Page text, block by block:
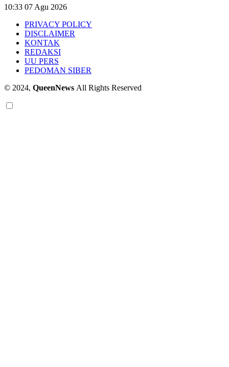
10:33 07 Agu 2026
PRIVACY POLICY
DISCLAIMER
KONTAK
REDAKSI
UU PERS
PEDOMAN SIBER
© 2024, QueenNews All Rights Reserved